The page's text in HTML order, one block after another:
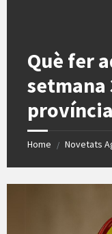
Què fer
setmana
Home / Novetats